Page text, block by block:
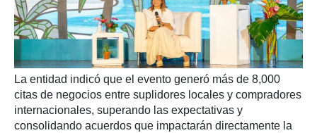
La entidad indicó que el evento generó más de 8,000
citas de negocios entre suplidores locales y compradores
internacionales, superando las expectativas y
consolidando acuerdos que impactarán directamente la